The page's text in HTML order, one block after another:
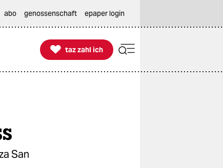
abo genossenschaft epaper login

taz zahl ich
taz zahl ich
San